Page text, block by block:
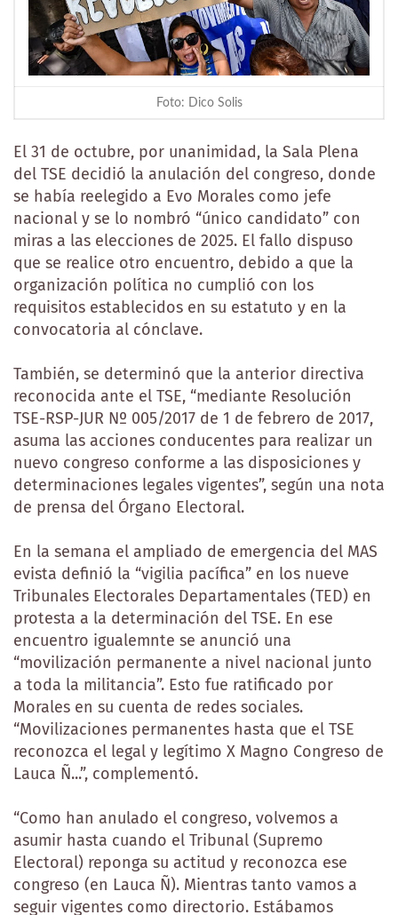
Foto: Dico Solis
El 31 de octubre, por unanimidad, la Sala Plena
del TSE decidió la anulación del congreso, donde
se había reelegido a Evo Morales como jefe
nacional y se lo nombró “único candidato” con
miras a las elecciones de 2025. El fallo dispuso
que se realice otro encuentro, debido a que la
organización política no cumplió con los
requisitos establecidos en su estatuto y en la
convocatoria al cónclave.
También, se determinó que la anterior directiva
reconocida ante el TSE, “mediante Resolución
TSE-RSP-JUR Nº 005/2017 de 1 de febrero de 2017,
asuma las acciones conducentes para realizar un
nuevo congreso conforme a las disposiciones y
determinaciones legales vigentes”, según una nota
de prensa del Órgano Electoral.
En la semana el ampliado de emergencia del MAS
evista definió la “vigilia pacífica” en los nueve
Tribunales Electorales Departamentales (TED) en
protesta a la determinación del TSE. En ese
encuentro igualemnte se anunció una
“movilización permanente a nivel nacional junto
a toda la militancia”. Esto fue ratificado por
Morales en su cuenta de redes sociales.
“Movilizaciones permanentes hasta que el TSE
reconozca el legal y legítimo X Magno Congreso de
Lauca Ñ...”, complementó.
“Como han anulado el congreso, volvemos a
asumir hasta cuando el Tribunal (Supremo
Electoral) reponga su actitud y reconozca ese
congreso (en Lauca Ñ). Mientras tanto vamos a
seguir vigentes como directorio. Estábamos